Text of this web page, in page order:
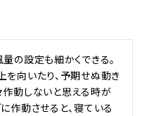
の設定も細かくできる。
を向いたり、予期せぬ動き
作動しないと思える時が
作動させると、寝ている